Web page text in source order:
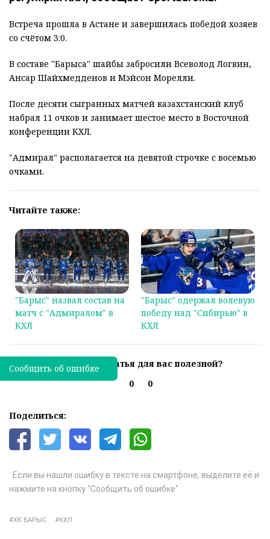
Встреча прошла в Астане и завершилась победой хозяев
со счётом 3:0.
В составе "Барыса" шайбы забросили Всеволод Логвин,
Ансар Шайхмедденов и Мэйсон Морелли.
После десяти сыгранных матчей казахстанский клуб
набрал 11 очков и занимает шестое место в Восточной
конференции КХЛ.
"Адмирал" располагается на девятой строчке с восемью
очками.
Читайте также:
"Барыс" назвал состав на
матч с "Адмиралом" в
КХЛ
"Барыс" одержал волевую
победу над "Сибирью" в
КХЛ
Была ли эта статья для вас полезной?
0
0
Поделиться:
Если вы нашли ошибку в тексте на смартфоне, выделите её и
нажмите на кнопку "Сообщить об ошибке"
ХК БАРЫС КХЛ
Сообщить об ошибке